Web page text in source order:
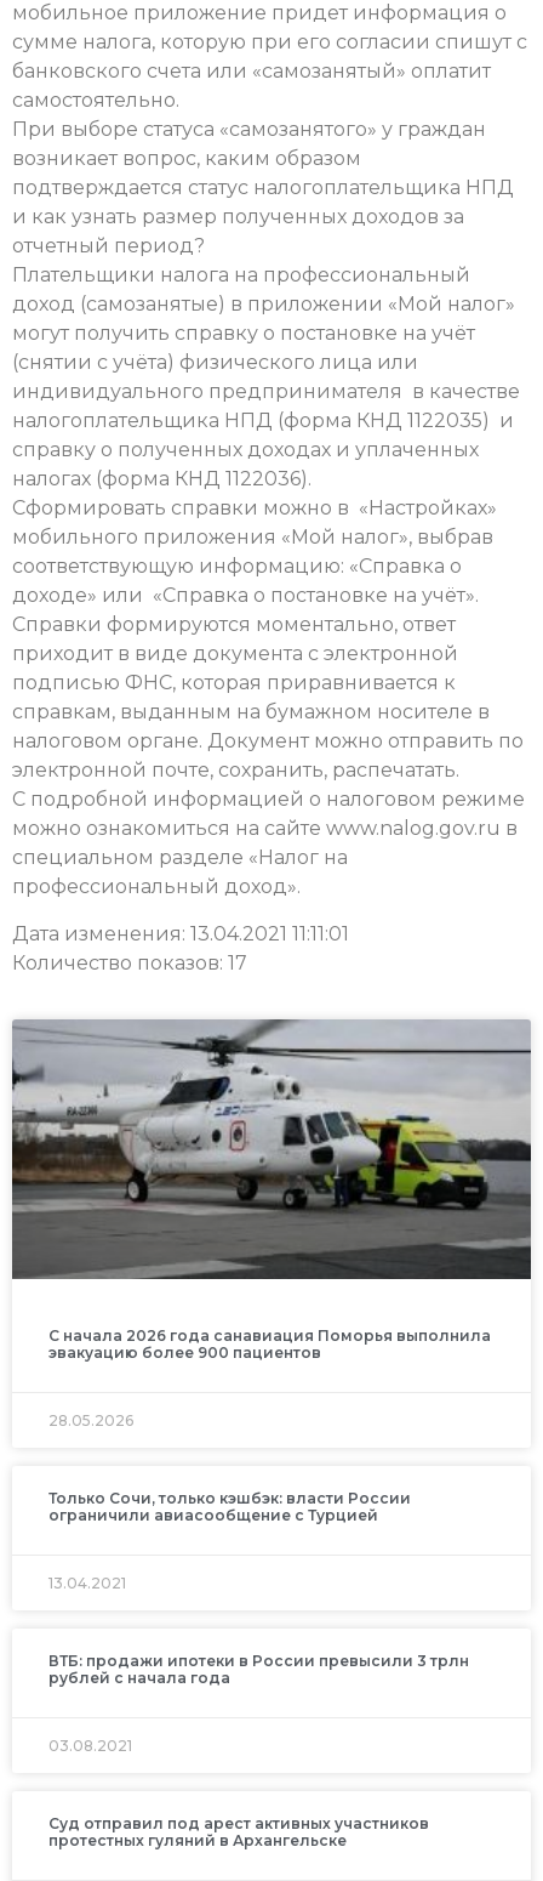
мобильное приложение придет информация о
сумме налога, которую при его согласии спишут с
банковского счета или «самозанятый» оплатит
самостоятельно.
При выборе статуса «самозанятого» у граждан
возникает вопрос, каким образом
подтверждается статус налогоплательщика НПД
и как узнать размер полученных доходов за
отчетный период?
Плательщики налога на профессиональный
доход (самозанятые) в приложении «Мой налог»
могут получить справку о постановке на учёт
(снятии с учёта) физического лица или
индивидуального предпринимателя в качестве
налогоплательщика НПД (форма КНД 1122035) и
справку о полученных доходах и уплаченных
налогах (форма КНД 1122036).
Сформировать справки можно в «Настройках»
мобильного приложения «Мой налог», выбрав
соответствующую информацию: «Справка о
доходе» или «Справка о постановке на учёт».
Справки формируются моментально, ответ
приходит в виде документа с электронной
подписью ФНС, которая приравнивается к
справкам, выданным на бумажном носителе в
налоговом органе. Документ можно отправить по
электронной почте, сохранить, распечатать.
С подробной информацией о налоговом режиме
можно ознакомиться на сайте www.nalog.gov.ru в
специальном разделе «Налог на
профессиональный доход».
Дата изменения: 13.04.2021 11:11:01
Количество показов: 17
С начала 2026 года санавиация Поморья выполнила
эвакуацию более 900 пациентов
28.05.2026
Только Сочи, только кэшбэк: власти России
ограничили авиасообщение с Турцией
13.04.2021
ВТБ: продажи ипотеки в России превысили 3 трлн
рублей с начала года
03.08.2021
Суд отправил под арест активных участников
протестных гуляний в Архангельске